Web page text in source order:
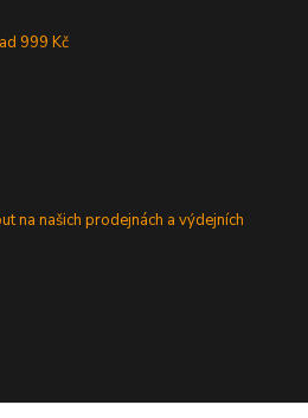
999 Kč
na našich prodejnách a výdejních